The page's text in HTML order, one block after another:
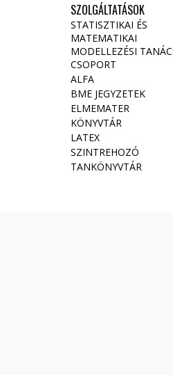
SZOLGÁLTATÁSOK
STATISZTIKAI ÉS
MATEMATIKAI
MODELLEZÉSI
CSOPORT
ALFA
BME JEGYZETEK
ELMEMATER
KÖNYVTÁR
LATEX
SZINTREHOZÓ
TANKÖNYVTÁR